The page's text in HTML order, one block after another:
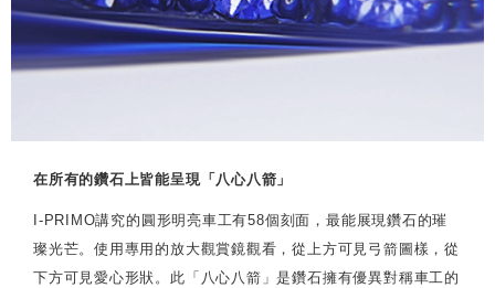
在所有的鑽石上皆能呈現「八心八箭」
I-PRIMO講究的圓形明亮車工有58個刻面，最能展現鑽石的璀
璨光芒。使用專用的放大觀賞鏡觀看，從上方可見弓箭圖樣，從
下方可見愛心形狀。此「八心八箭」是鑽石擁有優異對稱車工的